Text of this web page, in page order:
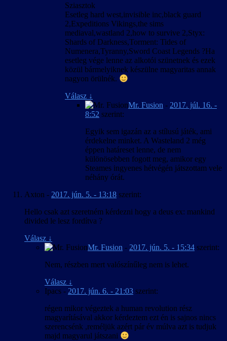
Sziasztok
Esetleg hard west,invisible inc,black guard
2,Expeditions Vikings,the sims
mediaval,wastland 2,how to survive 2,Styx:
Shards of Darkness,Torment: Tides of
Numenera,Tyranny,Sword Coast Legends ?Ha
esetleg vége lenne az alkotói szünetnek és ezek
közül bármelyiknek készülne magyaritas annak
nagyon örülnék.
Válasz ↓
Mr. Fusion - 2017. júl. 16. -
8:52 szerint:
Egyik sem igazán az a stílusú játék, ami
érdekelne minket. A Wasteland 2 még
éppen határeset lenne, de nem
különösebben fogott meg, amikor egy
Steames ingyenes hétvégén játszottam vele
néhány órát.
Axton - 2017. jún. 5. - 13:18 szerint:
Hello csak azt szeretném kérdezni hogy a deus ex: mankind
divided le lesz fordítva ?
Válasz ↓
Mr. Fusion - 2017. jún. 5. - 15:34 szerint:
Nem, részben mert valószínűleg nem is lehet.
Válasz ↓
Ipacs - 2017. jún. 6. - 21:03 szerint:
régen mikor végeztek a human revolution rész
magyarításával akkor kérdeztem ezt én is sajnos nincs
szerencsénk ,reméljük azért pár év múlva azt is tudjuk
majd magyarul játszani